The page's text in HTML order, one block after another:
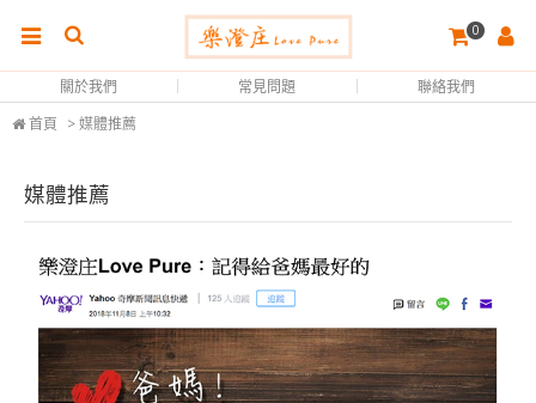
0
關於我們 常見問題
聯絡我們
首頁 > 媒體推薦
媒體推薦